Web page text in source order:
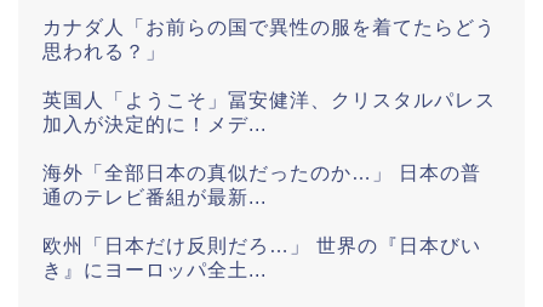
カナダ人「お前らの国で異性の服を着てたらどう
思われる？」
英国人「ようこそ」冨安健洋、クリスタルパレス
加入が決定的に！メデ...
海外「全部日本の真似だったのか…」 日本の普
通のテレビ番組が最新...
欧州「日本だけ反則だろ…」 世界の『日本びい
き』にヨーロッパ全土...